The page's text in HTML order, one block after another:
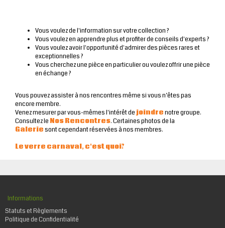
Vous voulez de l'information sur votre collection ?
Vous voulez en apprendre plus et profiter de conseils d'experts ?
Vous voulez avoir l'opportunité d'admirer des pièces rares et
exceptionnelles ?
Vous cherchez une pièce en particulier ou voulez offrir une pièce
en échange ?
Vous pouvez assister à nos rencontres même si vous n’êtes pas
encore membre.
Venez mesurer par vous-mêmes l'intérêt dejoindrenotre groupe.
Consultez le Nos Rencontres. Certaines photos de la
Galeriesont cependant réservées à nos membres.
Le verre carnaval, c'est quoi?
Informations
Statuts et Règlements
Politique de Confidentialité